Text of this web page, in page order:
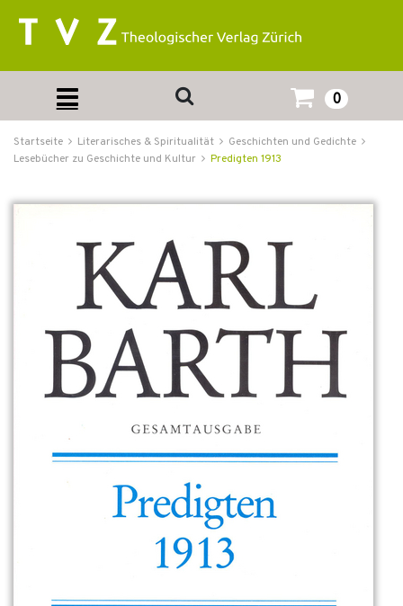
0
Startseite Literarisches & Spiritualität
Geschichten und Gedichte
Lesebücher zu Geschichte und Kultur
Predigten 1913